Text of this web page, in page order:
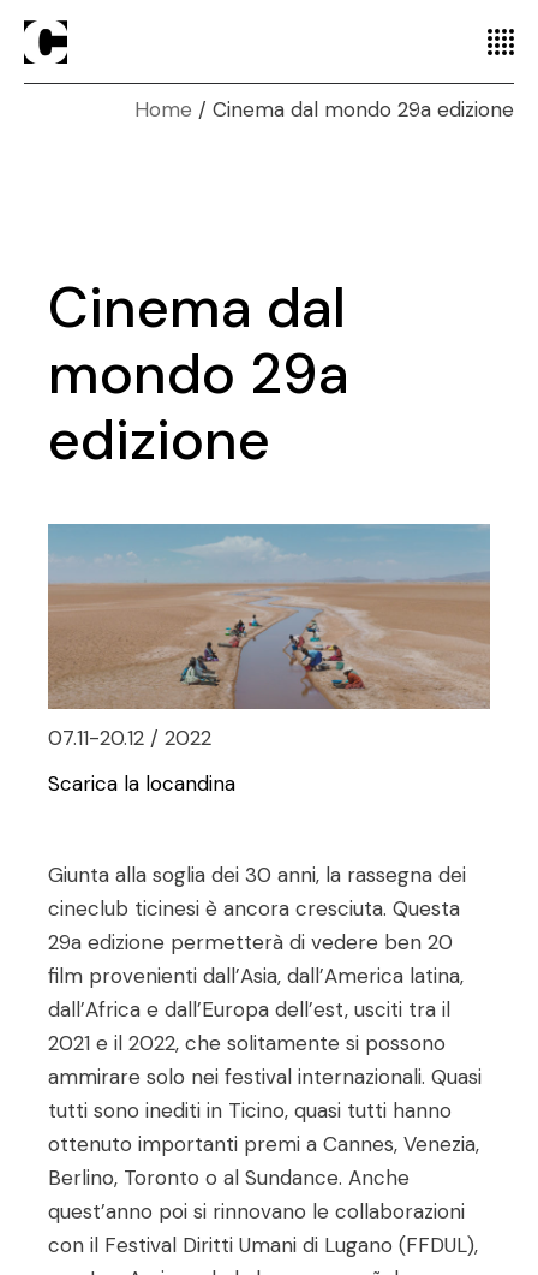
Home Cinema dal mondo 29a edizione
Cinema dal
mondo 29a
edizione
07.11-20.12 / 2022
Scarica la locandina
Giunta alla soglia dei 30 anni, la rassegna dei
cineclub ticinesi è ancora cresciuta. Questa
29a edizione permetterà di vedere ben 20
film provenienti dall’Asia, dall’America latina,
dall’Africa e dall’Europa dell’est, usciti tra il
2021 e il 2022, che solitamente si possono
ammirare solo nei festival internazionali. Quasi
tutti sono inediti in Ticino, quasi tutti hanno
ottenuto importanti premi a Cannes, Venezia,
Berlino, Toronto o al Sundance. Anche
quest’anno poi si rinnovano le collaborazioni
con il Festival Diritti Umani di Lugano (FFDUL),